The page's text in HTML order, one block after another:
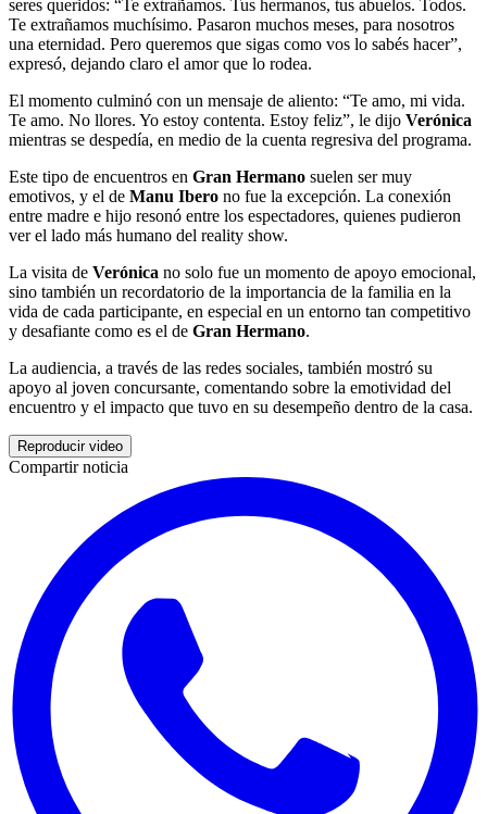
seres queridos: “Te extrañamos. Tus hermanos, tus abuelos. Todos.
Te extrañamos muchísimo. Pasaron muchos meses, para nosotros
una eternidad. Pero queremos que sigas como vos lo sabés hacer”,
expresó, dejando claro el amor que lo rodea.
El momento culminó con un mensaje de aliento: “Te amo, mi vida.
Te amo. No llores. Yo estoy contenta. Estoy feliz”, le dijo Verónica
mientras se despedía, en medio de la cuenta regresiva del programa.
Este tipo de encuentros en Gran Hermano suelen ser muy
emotivos, y el de Manu Ibero no fue la excepción. La conexión
entre madre e hijo resonó entre los espectadores, quienes pudieron
ver el lado más humano del reality show.
La visita de Verónica no solo fue un momento de apoyo emocional,
sino también un recordatorio de la importancia de la familia en la
vida de cada participante, en especial en un entorno tan competitivo
y desafiante como es el de Gran Hermano.
La audiencia, a través de las redes sociales, también mostró su
apoyo al joven concursante, comentando sobre la emotividad del
encuentro y el impacto que tuvo en su desempeño dentro de la casa.
Reproducir video
Compartir noticia